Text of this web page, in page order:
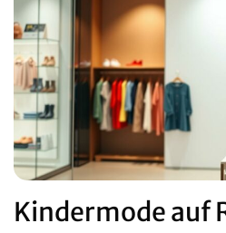
Kindermode auf